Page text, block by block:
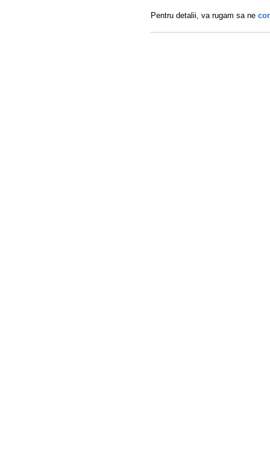
Pentru detalii, va rugam sa ne